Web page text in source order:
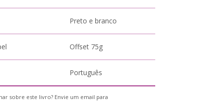
Preto e branco
Offset 75g
Português
sobre este livro? Envie um email para